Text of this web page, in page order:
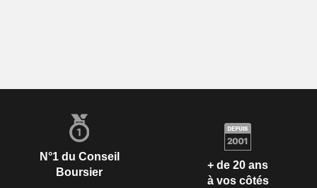
N°1 du Conseil
Boursier
+ de 20 ans
à vos côtés